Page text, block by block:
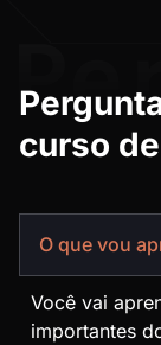
curso
O que vou
Você vai
importantes